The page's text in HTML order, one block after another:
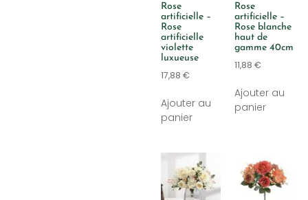
Rose
artificielle –
Rose
artificielle
violette
luxueuse
17,88 €
Ajouter au
panier
Rose
artificielle –
Rose blanche
haut de
gamme 40cm
11,88 €
Ajouter au
panier